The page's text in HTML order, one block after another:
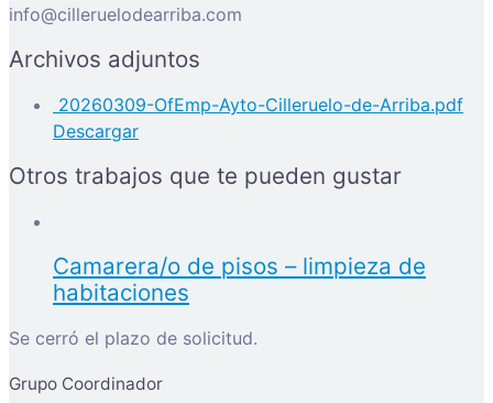
info@cilleruelodearriba.com
Archivos adjuntos
20260309-OfEmp-Ayto-Cilleruelo-de-Arriba.pdf
Descargar
Otros trabajos que te pueden gustar
Camarera/o de pisos – limpieza de
habitaciones
Se cerró el plazo de solicitud.
Grupo Coordinador